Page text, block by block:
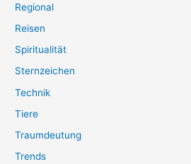
Regional
Reisen
Spiritualität
Sternzeichen
Technik
Tiere
Traumdeutung
Trends